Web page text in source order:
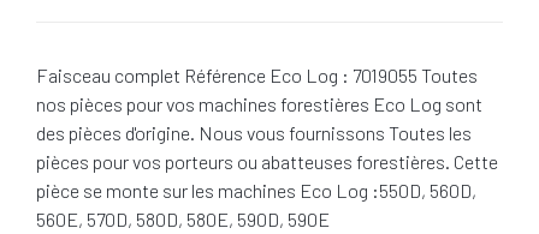
Faisceau complet Référence Eco Log : 7019055 Toutes
nos pièces pour vos machines forestières Eco Log sont
des pièces d'origine. Nous vous fournissons Toutes les
pièces pour vos porteurs ou abatteuses forestières. Cette
pièce se monte sur les machines Eco Log :550D, 560D,
560E, 570D, 580D, 580E, 590D, 590E